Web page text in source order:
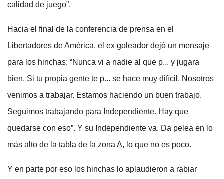
calidad de juego”.
Hacia el final de la conferencia de prensa en el
Libertadores de América, el ex goleador dejó un mensaje
para los hinchas: “Nunca vi a nadie al que p... y jugara
bien. Si tu propia gente te p... se hace muy difícil. Nosotros
venimos a trabajar. Estamos haciendo un buen trabajo.
Seguimos trabajando para Independiente. Hay que
quedarse con eso”. Y su Independiente va. Da pelea en lo
más alto de la tabla de la zona A, lo que no es poco.
Y en parte por eso los hinchas lo aplaudieron a rabiar